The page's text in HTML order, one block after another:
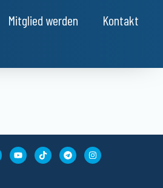
Mitglied werden
Kontakt